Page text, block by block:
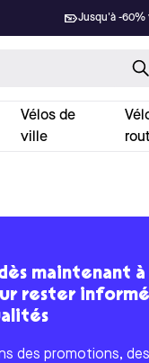
Jusqu'à -60%
Vélos de
ville
maintenant à
rester
des promotions,